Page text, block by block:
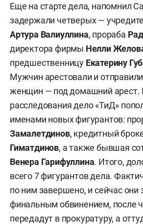
свыше 36,6 тыс. уголовных дел,
больше, чем за аналогичный
ранее. На 23,1% сокращено
дел.
Как заявил сегодня Садыков,
выросло качество
свидетельствуют упрямые
на 34,3% снижено число дел,
допрасследование, на 37,5%
незаконно привлеченных к
ответственности. Улучшилась
расследования: меньше стало
нарушениями сроков
Еще на старте дела, напомнил
задержали четверых —
Артура Валиуллина, прораба
директора фирмы Нелли
предшественницу Екатерину
Мужчин арестовали и
женщин — под домашний арест.
расследования дело «ТиД»
именами новых фигурантов:
Замалетдинов, кредитный
Гиматдинов, а также бывшая
Венера Гарифуллина. Итого,
всего 7 фигурантов дела.
по ним завершено, и сейчас они
финальным обвинением, после
передадут в прокуратуру, а